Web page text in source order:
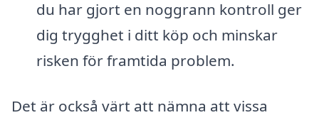
du har gjort en noggrann kontroll ger
dig trygghet i ditt köp och minskar
risken för framtida problem.
Det är också värt att nämna att vissa